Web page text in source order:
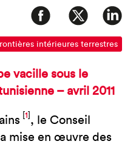
intérieures terrestres
vacille sous le
– avril 2011
1 , le Conseil
mise en œuvre des